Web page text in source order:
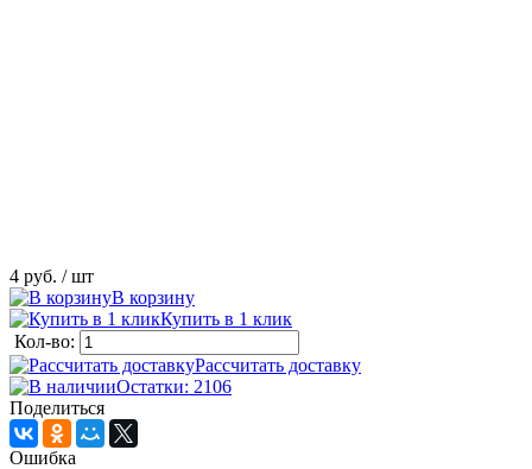
4 руб. / шт
В корзину
Купить в 1 клик
Кол-во:
Рассчитать доставку
Остатки: 2106
Поделиться
Ошибка